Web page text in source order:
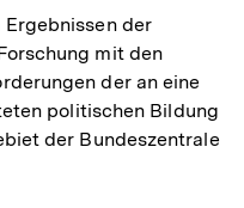
Ergebnissen der
mit den
der an eine
politischen Bildung
der Bundeszentrale